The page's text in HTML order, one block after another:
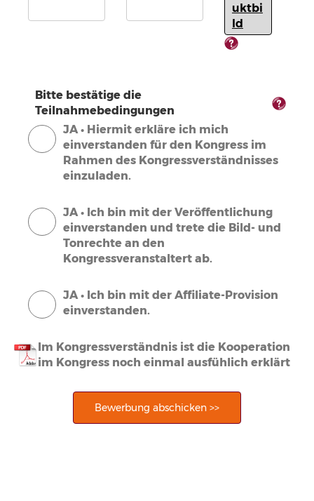
uktbi
ld
Bitte bestätige die
Teilnahmebedingungen
JA • Hiermit erkläre ich mich
einverstanden für den Kongress im
Rahmen des Kongressverständnisses
einzuladen.
JA • Ich bin mit der Veröffentlichung
einverstanden und trete die Bild- und
Tonrechte an den
Kongressveranstaltert ab.
JA • Ich bin mit der Affiliate-Provision
einverstanden.
Im Kongressverständnis ist die Kooperation
im Kongress noch einmal ausfühlich erklärt
Bewerbung abschicken >>